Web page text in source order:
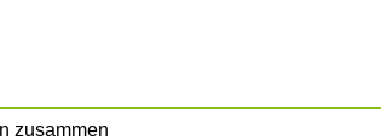
zusammen